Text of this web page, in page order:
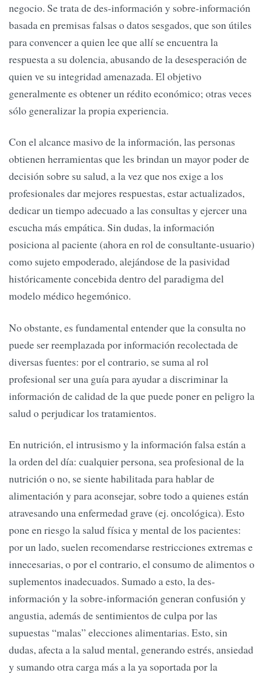
negocio. Se trata de des-información y sobre-información
basada en premisas falsas o datos sesgados, que son útiles
para convencer a quien lee que allí se encuentra la
respuesta a su dolencia, abusando de la desesperación de
quien ve su integridad amenazada. El objetivo
generalmente es obtener un rédito económico; otras veces
sólo generalizar la propia experiencia.
Con el alcance masivo de la información, las personas
obtienen herramientas que les brindan un mayor poder de
decisión sobre su salud, a la vez que nos exige a los
profesionales dar mejores respuestas, estar actualizados,
dedicar un tiempo adecuado a las consultas y ejercer una
escucha más empática. Sin dudas, la información
posiciona al paciente (ahora en rol de consultante-usuario)
como sujeto empoderado, alejándose de la pasividad
históricamente concebida dentro del paradigma del
modelo médico hegemónico.
No obstante, es fundamental entender que la consulta no
puede ser reemplazada por información recolectada de
diversas fuentes: por el contrario, se suma al rol
profesional ser una guía para ayudar a discriminar la
información de calidad de la que puede poner en peligro la
salud o perjudicar los tratamientos.
En nutrición, el intrusismo y la información falsa están a
la orden del día: cualquier persona, sea profesional de la
nutrición o no, se siente habilitada para hablar de
alimentación y para aconsejar, sobre todo a quienes están
atravesando una enfermedad grave (ej. oncológica). Esto
pone en riesgo la salud física y mental de los pacientes:
por un lado, suelen recomendarse restricciones extremas e
innecesarias, o por el contrario, el consumo de alimentos o
suplementos inadecuados. Sumado a esto, la des-
información y la sobre-información generan confusión y
angustia, además de sentimientos de culpa por las
supuestas “malas” elecciones alimentarias. Esto, sin
dudas, afecta a la salud mental, generando estrés, ansiedad
y sumando otra carga más a la ya soportada por la